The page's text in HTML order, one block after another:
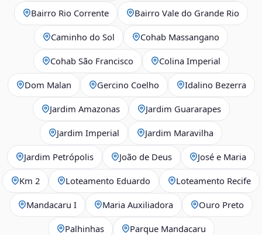
Bairro Rio Corrente Bairro Vale do Grande Rio
Caminho do Sol Cohab Massangano
Cohab São Francisco Colina Imperial
Dom Malan Gercino Coelho Idalino Bezerra
Jardim Amazonas Jardim Guararapes
Jardim Imperial Jardim Maravilha
Jardim Petrópolis João de Deus José e Maria
Km 2 Loteamento Eduardo Loteamento Recife
Mandacaru I Maria Auxiliadora Ouro Preto
Palhinhas Parque Mandacaru